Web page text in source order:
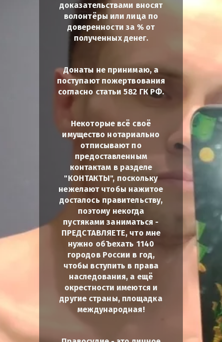
доказательствами вносят
волонтёры или лица по
доверенности за % от
полученных денег.
Донаты не принимаю, а
поступают пожертвования
согласно статьи 582 ГК РФ.
Некоторые всё своё
имущество нотариально
отписывают по
предоставленным
контактам в разделе
"КОНТАКТЫ", поскольку
нежелают чтобы нажитое
досталось правительству,
поэтому некогда
пустяками заниматься -
ПРЕДСТАВЛЯЕТЕ, что мне
нужно обЪехать 1140
городов России в год,
чтобы вступить в права
наследования, а ещё
окрестности имеются и
другие страны, площадка
международная!